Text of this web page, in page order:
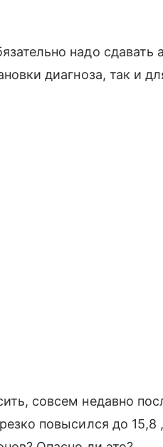
надо сдавать
диагноза, так и
совсем недавно
повысился до